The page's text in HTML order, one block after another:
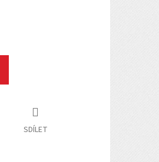
SDÍLET